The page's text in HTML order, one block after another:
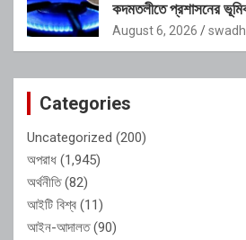
কদমতলীতে প্রশাসনের
August 6, 2026
Categories
Uncategorized (200)
অপরাধ (1,945)
অর্থনীতি(82)
আইটি বিশ্ব (11)
আইন-আদালত(90)